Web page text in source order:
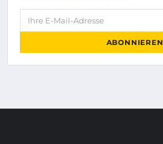
Ihre E-Mail-Adresse
ABONNIEREN